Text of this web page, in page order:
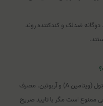
ضدلک و کندکننده روند
به دلیل وجود رتینول (ویتامین A) و آربوتین، مصرف
ممنوع است مگر با تایید صریح